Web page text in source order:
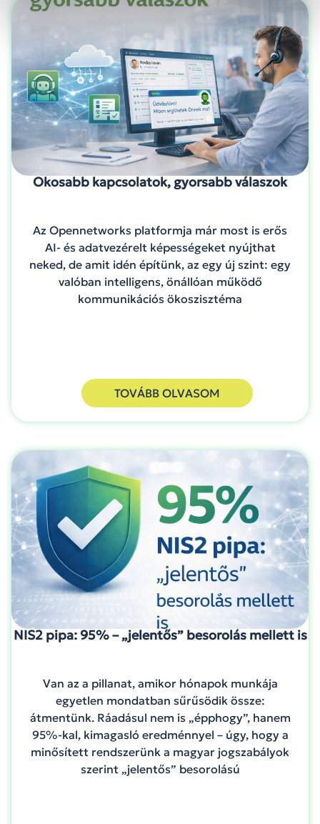
Okosabb kapcsolatok, gyorsabb válaszok
Az Opennetworks platformja már most is erős
AI- és adatvezérelt képességeket nyújthat
neked, de amit idén építünk, az egy új szint: egy
valóban intelligens, önállóan működő
kommunikációs ökoszisztéma
TOVÁBB OLVASOM
NIS2 pipa: 95% – „jelentős” besorolás mellett is
Van az a pillanat, amikor hónapok munkája
egyetlen mondatban sűrűsödik össze:
átmentünk. Ráadásul nem is „épphogy”, hanem
95%-kal, kimagasló eredménnyel – úgy, hogy a
minősített rendszerünk a magyar jogszabályok
szerint „jelentős” besorolású